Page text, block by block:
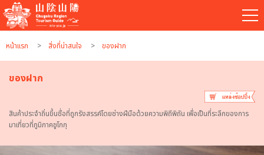
หน้าแรก สิ่งที่น่าสนใจ ของฝาก
ของฝาก
สินค้าประจำถิ่นขึ้นชื่อที่ถูกรังสรรค์โดยช่างฝีมือด้วยความพิถีพิถัน เพื่อเป็นที่ระลึกของการ
มาเที่ยวที่ภูมิภาคชูโกกุ